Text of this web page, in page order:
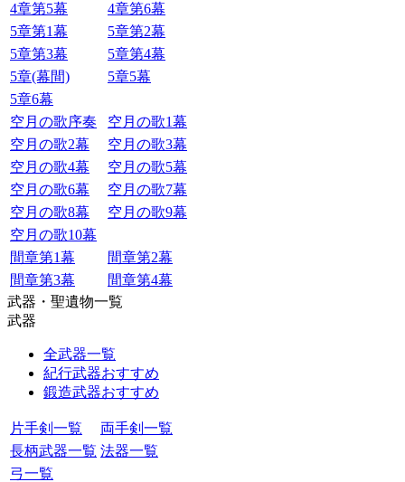
4章第5幕
4章第6幕
5章第1幕
5章第2幕
5章第3幕
5章第4幕
5章(幕間)
5章5幕
5章6幕
空月の歌序奏
空月の歌1幕
空月の歌2幕
空月の歌3幕
空月の歌4幕
空月の歌5幕
空月の歌6幕
空月の歌7幕
空月の歌8幕
空月の歌9幕
空月の歌10幕
間章第1幕
間章第2幕
間章第3幕
間章第4幕
武器・聖遺物一覧
武器
全武器一覧
紀行武器おすすめ
鍛造武器おすすめ
片手剣一覧
両手剣一覧
長柄武器一覧 法器一覧
弓一覧